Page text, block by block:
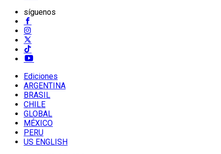
síguenos
Ediciones
ARGENTINA
BRASIL
CHILE
GLOBAL
MÉXICO
PERU
US ENGLISH